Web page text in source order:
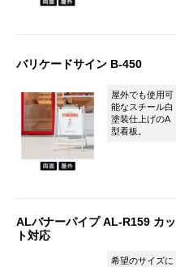
バリケードサイン B-450
屋外でも使用可
能なスチール白
塗装仕上げのA
型看板。
ALバナーパイプ AL-R159 カッ
ト対応
希望のサイズに